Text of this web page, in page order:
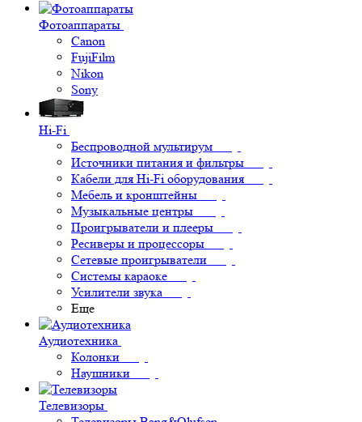
Фотоаппараты
Canon
FujiFilm
Nikon
Sony
Hi-Fi
Беспроводной мультирум
Источники питания и фильтры
Кабели для Hi-Fi оборудования
Мебель и кронштейны
Музыкальные центры
Проигрыватели и плееры
Ресиверы и процессоры
Сетевые проигрыватели
Системы караоке
Усилители звука
Еще
Аудиотехника
Колонки
Наушники
Телевизоры